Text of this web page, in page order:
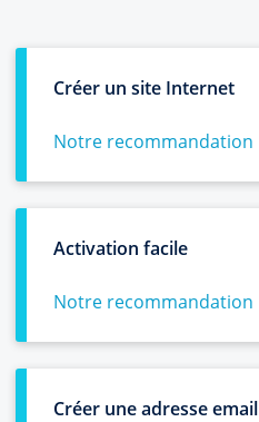
Créer un site Internet
Notre recommandation
Activation facile
Notre recommandation
Créer une adresse email